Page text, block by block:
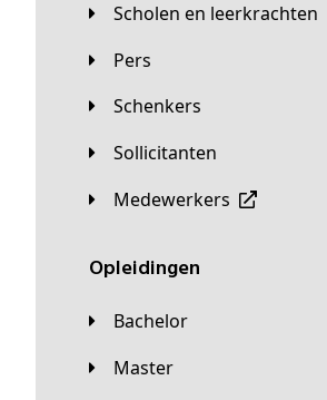
Scholen en leerkrachten
Pers
Schenkers
Sollicitanten
Medewerkers
Opleidingen
Bachelor
Master